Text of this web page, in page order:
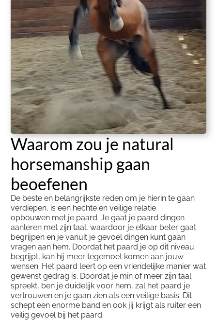
Waarom zou je natural
horsemanship gaan
beoefenen
De beste en belangrijkste reden om je hierin te gaan
verdiepen, is een hechte en veilige relatie
opbouwen met je paard. Je gaat je paard dingen
aanleren met zijn taal, waardoor je elkaar beter gaat
begrijpen en je vanuit je gevoel dingen kunt gaan
vragen aan hem. Doordat het paard je op dit niveau
begrijpt, kan hij meer tegemoet komen aan jouw
wensen. Het paard leert op een vriendelijke manier wat
gewenst gedrag is. Doordat je min of meer zijn taal
spreekt, ben je duidelijk voor hem, zal het paard je
vertrouwen en je gaan zien als een veilige basis. Dit
schept een enorme band en ook jij krijgt als ruiter een
veilig gevoel bij het paard.